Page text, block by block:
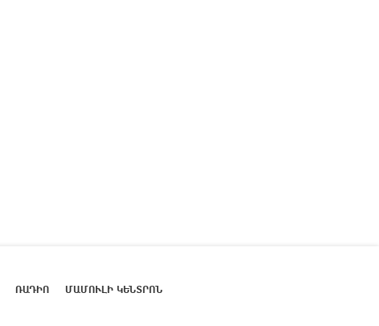
ՌԱԴԻՈ ՄԱՄՈՒԼԻ ԿԵՆՏՐՈՆ